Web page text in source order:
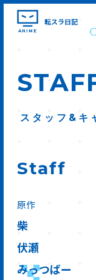
ANIME
転スラ日記
スタッフ&キ
Staff
原作
柴
伏瀬
みっつばー